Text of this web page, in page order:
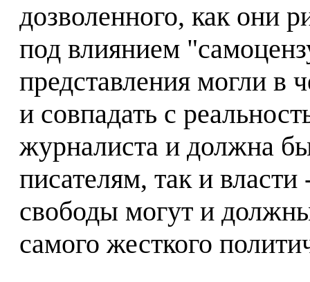
дозволенного, как они
под влиянием
представления могли в
и совпадать с
журналиста и должна
писателям, так и
свободы могут и
самого жесткого